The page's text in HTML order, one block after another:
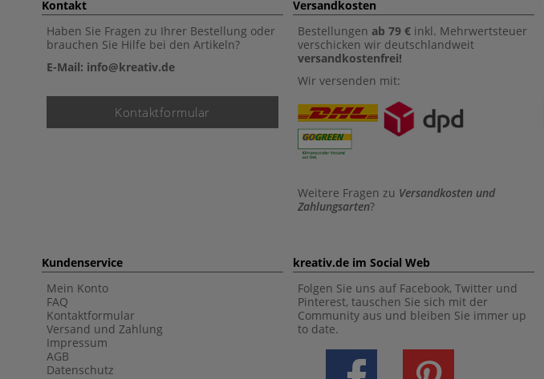
Kontakt
Haben Sie Fragen zu Ihrer Bestellung oder
brauchen Sie Hilfe bei den Artikeln?
E-Mail: info@kreativ.de
Kontaktformular
Versandkosten
Bestellungen ab 79 € inkl. Mehrwertsteuer
verschicken wir deutschlandweit
versandkostenfrei!
Wir versenden mit:
Weitere Fragen zu Versandkosten und
Zahlungsarten?
Kundenservice
Mein Konto
FAQ
Kontaktformular
Versand und Zahlung
Impressum
AGB
Datenschutz
kreativ.de im Social Web
Folgen Sie uns auf Facebook, Twitter und
Pinterest, tauschen Sie sich mit der
Community aus und bleiben Sie immer up
to date.